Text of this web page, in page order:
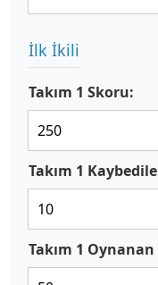
İlk İkili
Takım 1 Skoru:
Takım 1
Takım 1